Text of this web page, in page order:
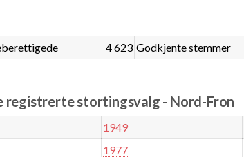
4 623 Godkjente stemmer
registrerte stortingsvalg - Nord-Fron
1949
1977